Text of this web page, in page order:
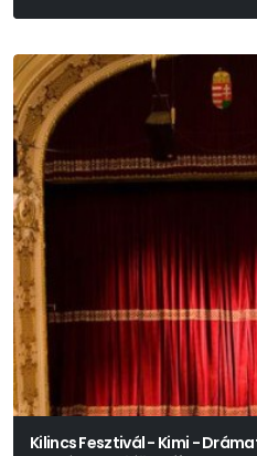
Kilincs Fesztivál - Kimi -